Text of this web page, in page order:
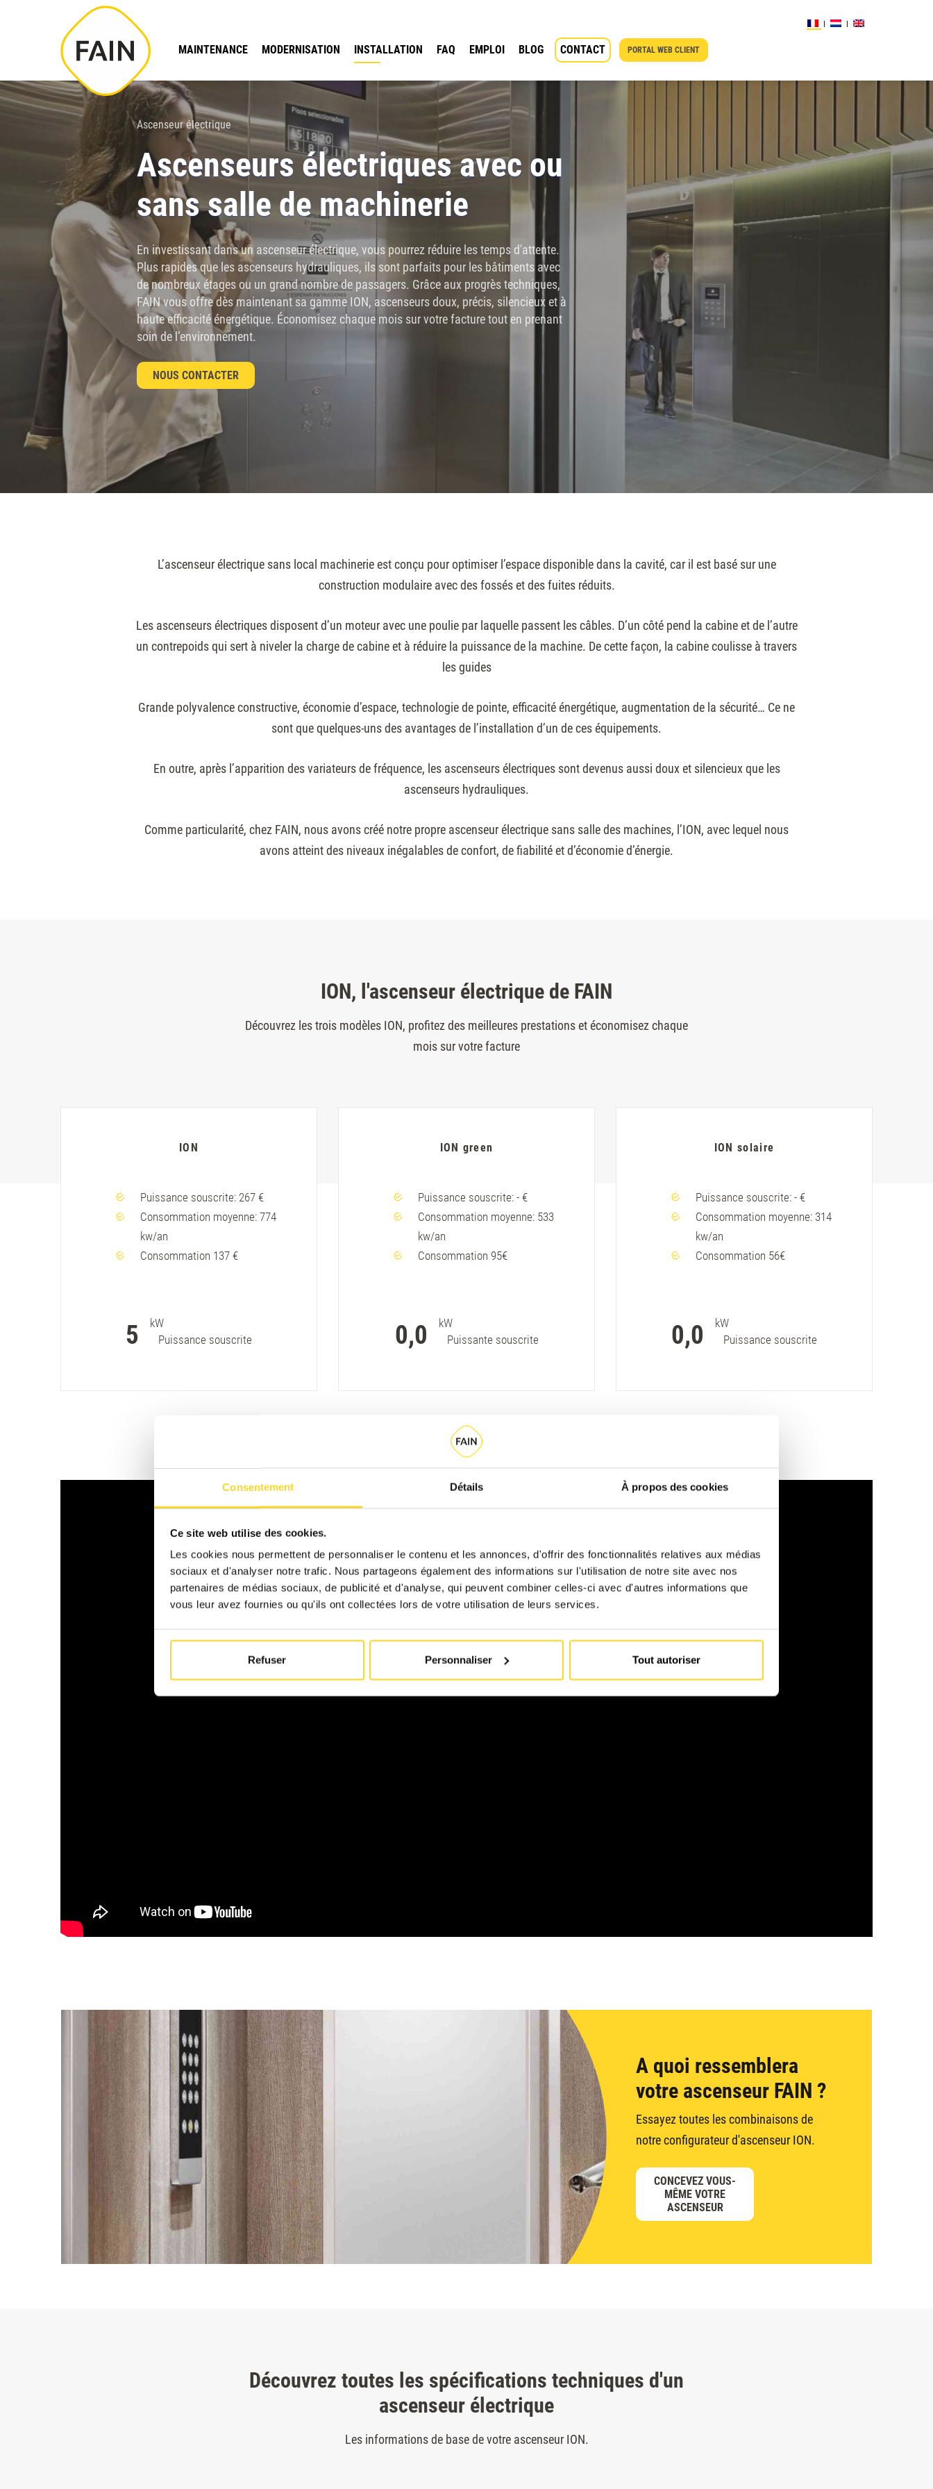
Consentement Détails À propos des cookies
Ce site web utilise des cookies.
Les cookies nous permettent de personnaliser le contenu et les annonces, d'offrir des fonctionnalités relatives aux médias
sociaux et d'analyser notre trafic. Nous partageons également des informations sur l'utilisation de notre site avec nos
partenaires de médias sociaux, de publicité et d'analyse, qui peuvent combiner celles-ci avec d'autres informations que
vous leur avez fournies ou qu'ils ont collectées lors de votre utilisation de leurs services.
Refuser Personnaliser Tout autoriser
MAINTENANCE MODERNISATION INSTALLATION FAQ EMPLOI BLOG CONTACT PORTAL WEB CLIENT
Ascenseur électrique
Ascenseurs électriques avec ou
sans salle de machinerie
En investissant dans un ascenseur électrique, vous pourrez réduire les temps d'attente.
Plus rapides que les ascenseurs hydrauliques, ils sont parfaits pour les bâtiments avec
de nombreux étages ou un grand nombre de passagers. Grâce aux progrès techniques,
FAIN vous offre dès maintenant sa gamme ION, ascenseurs doux, précis, silencieux et à
haute efficacité énergétique. Économisez chaque mois sur votre facture tout en prenant
soin de l’environnement.
NOUS CONTACTER
L’ascenseur électrique sans local machinerie est conçu pour optimiser l’espace disponible dans la cavité, car il est basé sur une
construction modulaire avec des fossés et des fuites réduits.
Les ascenseurs électriques disposent d’un moteur avec une poulie par laquelle passent les câbles. D’un côté pend la cabine et de l’autre
un contrepoids qui sert à niveler la charge de cabine et à réduire la puissance de la machine. De cette façon, la cabine coulisse à travers
les guides
Grande polyvalence constructive, économie d’espace, technologie de pointe, efficacité énergétique, augmentation de la sécurité… Ce ne
sont que quelques-uns des avantages de l’installation d’un de ces équipements.
En outre, après l’apparition des variateurs de fréquence, les ascenseurs électriques sont devenus aussi doux et silencieux que les
ascenseurs hydrauliques.
Comme particularité, chez FAIN, nous avons créé notre propre ascenseur électrique sans salle des machines, l’ION, avec lequel nous
avons atteint des niveaux inégalables de confort, de fiabilité et d’économie d’énergie.
ION, l'ascenseur électrique de FAIN
Découvrez les trois modèles ION, profitez des meilleures prestations et économisez chaque
mois sur votre facture
ION
Puissance souscrite: 267 €
Consommation moyenne: 774
kw/an
Consommation 137 €
5
kW
Puissance souscrite
ION green
Puissance souscrite: - €
Consommation moyenne: 533
kw/an
Consommation 95€
0,0
kW
Puissante souscrite
ION solaire
Puissance souscrite: - €
Consommation moyenne: 314
kw/an
Consommation 56€
0,0
kW
Puissance souscrite
A quoi ressemblera
votre ascenseur FAIN ?
Essayez toutes les combinaisons de
notre configurateur d'ascenseur ION.
CONCEVEZ VOUS-
MÊME VOTRE
ASCENSEUR
Découvrez toutes les spécifications techniques d'un
ascenseur électrique
Les informations de base de votre ascenseur ION.